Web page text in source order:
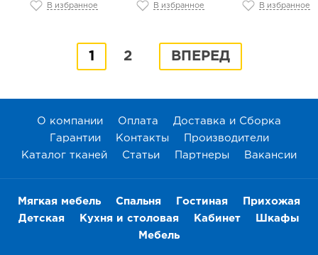
В избранное В избранное В избранное
1 2 ВПЕРЕД
О компании Оплата
Доставка и Сборка
Гарантии
Контакты
Производители
Каталог тканей
Статьи Партнеры Вакансии
Мягкая мебель Спальня Гостиная
Прихожая
Детская
Кухня и столовая Кабинет
Шкафы
Мебель